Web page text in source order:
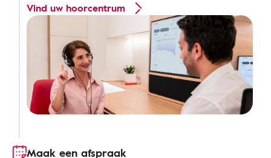
Vind uw hoorcentrum
Maak een afspraak